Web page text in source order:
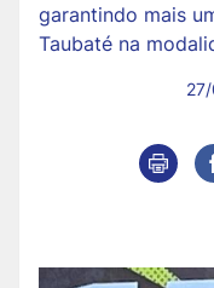
garantindo mais
Taubaté na